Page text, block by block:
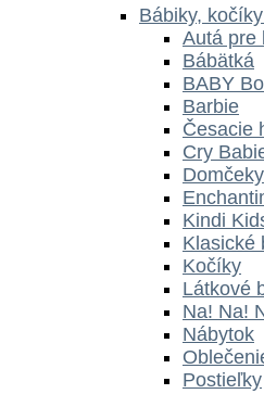
Bábiky,
Autá pre
Bábätká
BABY
Barbie
Česacie
Cry
Domčeky
Kindi
Klasické
Kočíky
Látkové
Na! Na!
Nábytok
Postieľky